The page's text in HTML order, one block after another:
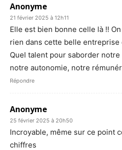
Anonyme
21 février 2025 à 12h11
Elle est bien bonne celle là !!
rien dans cette belle
Quel talent pour saborder
notre autonomie, notre
Répondre
Anonyme
25 février 2025 à 20h50
Incroyable, même sur ce point
chiffres